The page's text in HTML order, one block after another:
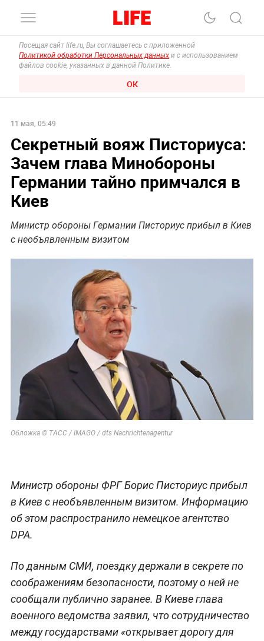
Посещая сайт life.ru, Вы соглашаетесь с приложенной
Политикой обработки Персональных данных и с использованием
файлов cookie, указанных в данной Политике.
ОК
11 мая, 05:49
Секретный вояж Писториуса:
Зачем глава Минобороны
Германии тайно примчался в
Киев
Министр обороны Германии Писториус прибыл в Киев
с необъявленным визитом
Обложка © ТАСС / IMAGO / dts Nachrichtenagentur
Министр обороны ФРГ Борис Писториус прибыл
в Киев с необъявленным визитом. Информацию
об этом распространило немецкое агентство
DPA.
По данным СМИ, поездку держали в секрете по
соображениям безопасности, поэтому о ней не
сообщали публично заранее. В Киеве глава
военного ведомства заявил, что сотрудничество
между государствами «открывает дорогу для